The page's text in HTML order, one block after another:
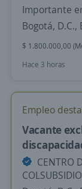
Importante
Bogotá, D.C.,
$ 1.800.000,00
Hace 3 horas
Empleo
Vacante
CENTRO
COLSUBSIDIO